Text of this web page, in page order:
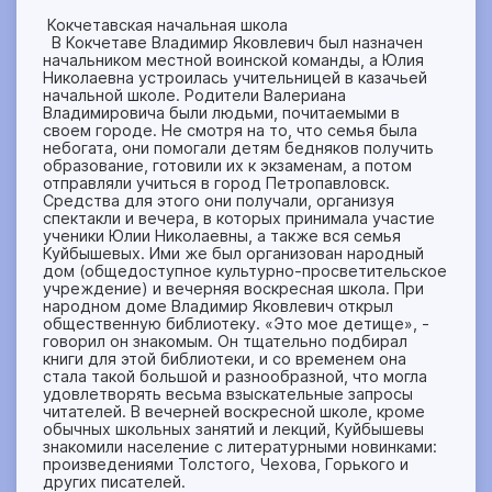
Кокчетавская начальная школа
В Кокчетаве Владимир Яковлевич был назначен
начальником местной воинской команды, а Юлия
Николаевна устроилась учительницей в казачьей
начальной школе. Родители Валериана
Владимировича были людьми, почитаемыми в
своем городе. Не смотря на то, что семья была
небогата, они помогали детям бедняков получить
образование, готовили их к экзаменам, а потом
отправляли учиться в город Петропавловск.
Средства для этого они получали, организуя
спектакли и вечера, в которых принимала участие
ученики Юлии Николаевны, а также вся семья
Куйбышевых. Ими же был организован народный
дом (общедоступное культурно-просветительское
учреждение) и вечерняя воскресная школа. При
народном доме Владимир Яковлевич открыл
общественную библиотеку. «Это мое детище», -
говорил он знакомым. Он тщательно подбирал
книги для этой библиотеки, и со временем она
стала такой большой и разнообразной, что могла
удовлетворять весьма взыскательные запросы
читателей. В вечерней воскресной школе, кроме
обычных школьных занятий и лекций, Куйбышевы
знакомили население с литературными новинками:
произведениями Толстого, Чехова, Горького и
других писателей.